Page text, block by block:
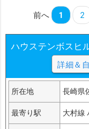
江迎町志戸氏
江迎町
江迎町長坂
江迎町七
大宮町
小川内町 沖
折橋町
卸本町 小島
前へ 1 2
ハウステンボスヒ
詳細＆
所在地 長崎県
最寄り駅 大村線